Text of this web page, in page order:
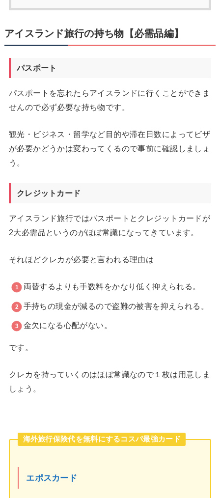
アイスランド旅行の持ち物【必需品編】
パスポート
パスポートを忘れたらアイスランドに行くことができま
せんので必ず必要な持ち物です。
観光・ビジネス・留学など目的や滞在日数によってビザ
が必要かどうかは変わってくるので事前に確認しましょ
う。
クレジットカード
アイスランド旅行ではパスポートとクレジットカードが
2大必需品というのがほぼ常識になってきています。
それほどクレカが必要と言われる理由は
両替するよりも手数料をかなり低く抑えられる。
手持ちの現金が減るので盗難の被害を抑えられる。
金欠になる心配がない。
です。
クレカを持っていくのはほぼ常識なので１枚は用意しま
しょう。
海外旅行保険代を無料にするコスパ最強カード
エポスカード